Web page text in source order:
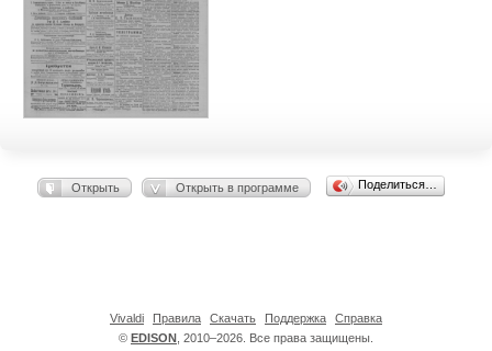
Открыть Открыть в программе Поделиться…
© EDISON , 2010–2026. Все права защищены.
Vivaldi Правила Скачать Поддержка Справка